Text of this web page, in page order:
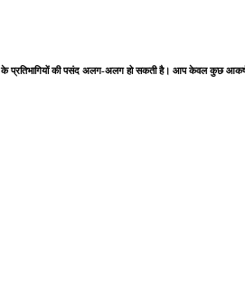
की पसंद अलग-अलग हो सकती है। आप केवल कुछ